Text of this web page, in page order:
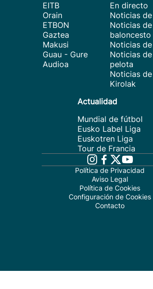
EITB
Orain
ETBON
Gaztea
Makusi
Guau - Gure
Audioa
En directo
Noticias
Noticias de
baloncesto
Noticias
Noticias de
pelota
Noticias
Kirolak
Actualidad
Mundial de fútbol
Eusko Label Liga
Euskotren Liga
Tour de Francia
Política de Privacidad
Aviso Legal
Política de Cookies
Configuración de Cookies
Contacto